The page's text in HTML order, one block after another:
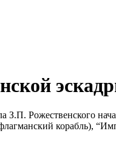
Рожественского
корабль),